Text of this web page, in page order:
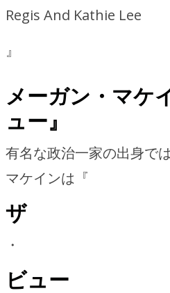
Regis And Kathie Lee
』
メーガン・マケ
ュー』
有名な政治一家の出身で
マケインは『
ザ
・
ビュー